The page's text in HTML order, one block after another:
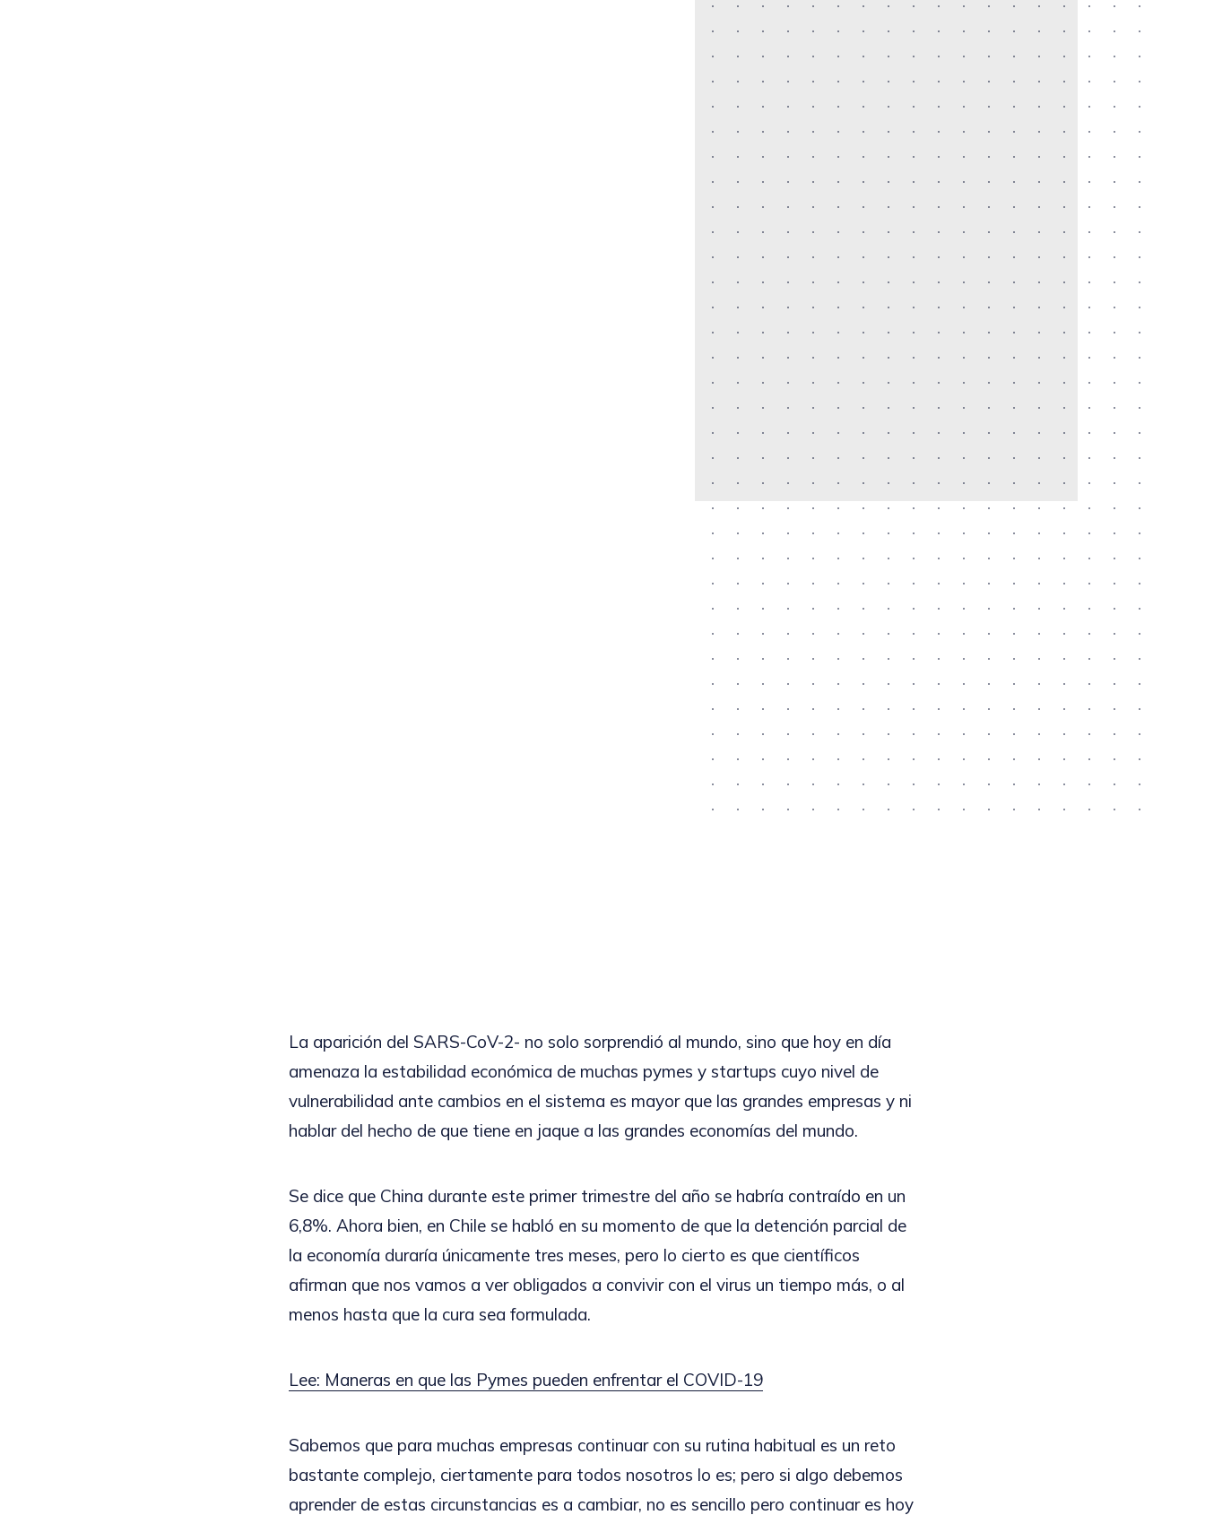
La aparición del SARS-CoV-2- no solo sorprendió al mundo, sino que hoy en día
amenaza la estabilidad económica de muchas pymes y startups cuyo nivel de
vulnerabilidad ante cambios en el sistema es mayor que las grandes empresas y ni
hablar del hecho de que tiene en jaque a las grandes economías del mundo.
Se dice que China durante este primer trimestre del año se habría contraído en un
6,8%. Ahora bien, en Chile se habló en su momento de que la detención parcial de
la economía duraría únicamente tres meses, pero lo cierto es que científicos
afirman que nos vamos a ver obligados a convivir con el virus un tiempo más, o al
menos hasta que la cura sea formulada.
Lee: Maneras en que las Pymes pueden enfrentar el COVID-19
Sabemos que para muchas empresas continuar con su rutina habitual es un reto
bastante complejo, ciertamente para todos nosotros lo es; pero si algo debemos
aprender de estas circunstancias es a cambiar, no es sencillo pero continuar es hoy